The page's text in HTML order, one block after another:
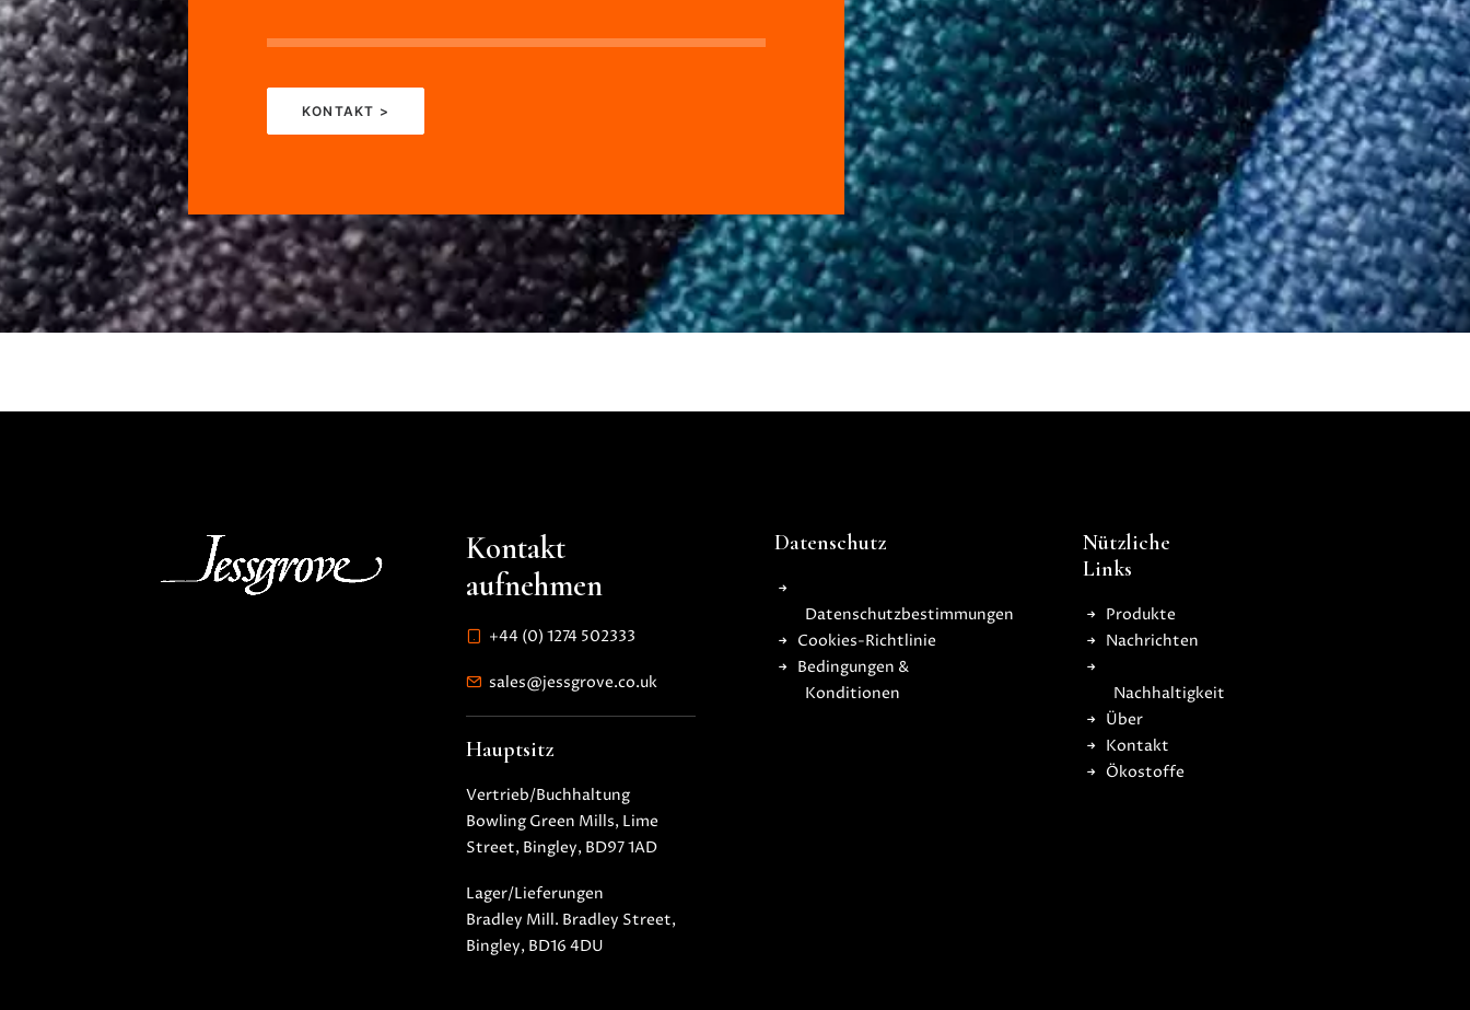
KONTAKT >
Kontakt
aufnehmen
+44 (0) 1274 502333
sales@jessgrove.co.uk
Hauptsitz
Vertrieb/Buchhaltung
Bowling Green Mills, Lime
Street, Bingley, BD97 1AD
Lager/Lieferungen
Bradley Mill. Bradley Street,
Bingley, BD16 4DU
Datenschutz
Datenschutzbestimmungen
Cookies-Richtlinie
Bedingungen &
Konditionen
Nützliche
Links
Produkte
Nachrichten
Nachhaltigkeit
Über
Kontakt
Ökostoffe